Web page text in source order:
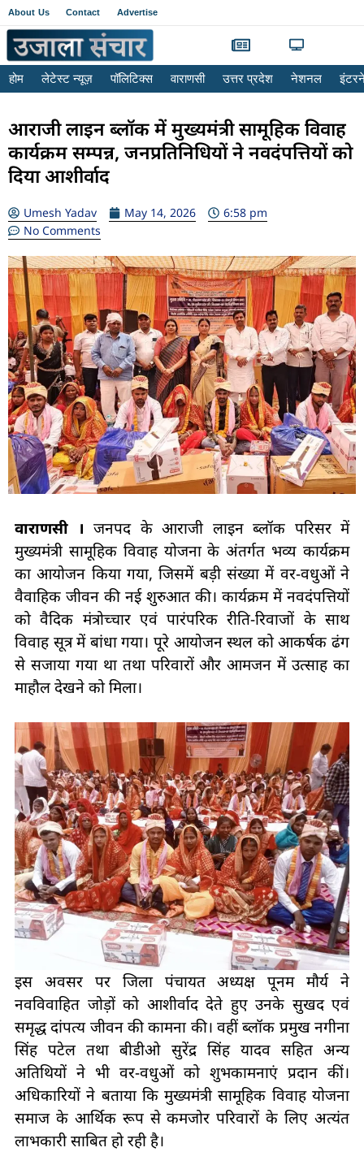
About Us Contact Advertise
होम लेटेस्ट न्यूज़ पॉलिटिक्स वाराणसी उत्तर प्रदेश नेशनल
आराजी लाइन ब्लॉक में मुख्यमंत्री सामूहिक विवाह
कार्यक्रम सम्पन्न, जनप्रतिनिधियों ने नवदंपत्तियों को
दिया आशीर्वाद
Umesh Yadav May 14, 2026
6:58 pm
No Comments
वाराणसी । जनपद के आराजी लाइन ब्लॉक परिसर में
मुख्यमंत्री सामूहिक विवाह योजना के अंतर्गत भव्य कार्यक्रम
का आयोजन किया गया, जिसमें बड़ी संख्या में वर-वधुओं ने
वैवाहिक जीवन की नई शुरुआत की। कार्यक्रम में नवदंपत्तियों
को वैदिक मंत्रोच्चार एवं पारंपरिक रीति-रिवाजों के साथ
विवाह सूत्र में बांधा गया। पूरे आयोजन स्थल को आकर्षक ढंग
से सजाया गया था तथा परिवारों और आमजन में उत्साह का
माहौल देखने को मिला।
इस अवसर पर जिला पंचायत अध्यक्ष पूनम मौर्य ने
नवविवाहित जोड़ों को आशीर्वाद देते हुए उनके सुखद एवं
समृद्ध दांपत्य जीवन की कामना की। वहीं ब्लॉक प्रमुख नगीना
सिंह पटेल तथा बीडीओ सुरेंद्र सिंह यादव सहित अन्य
अतिथियों ने भी वर-वधुओं को शुभकामनाएं प्रदान कीं।
अधिकारियों ने बताया कि मुख्यमंत्री सामूहिक विवाह योजना
समाज के आर्थिक रूप से कमजोर परिवारों के लिए अत्यंत
लाभकारी साबित हो रही है।